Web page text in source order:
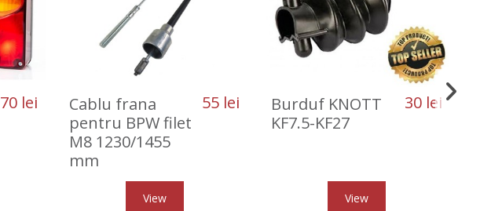
70 lei
Cablu frana
pentru BPW filet
M8 1230/1455
mm
55 lei
View
Burduf KNOTT
KF7.5-KF27
30 lei
View